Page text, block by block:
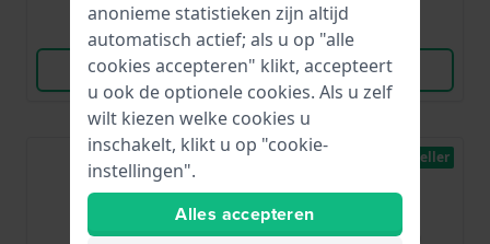
Vergelijk
Bekijk Product
Vergelijk
Bekijk Product
Bestseller
anonieme statistieken zijn altijd
automatisch actief; als u op "alle
cookies accepteren" klikt, accepteert
u ook de optionele cookies. Als u zelf
wilt kiezen welke cookies u
inschakelt, klikt u op "cookie-
instellingen".
Alles accepteren